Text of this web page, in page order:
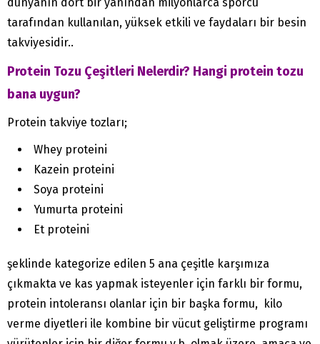
tarafından kullanılan, yüksek etkili ve faydaları bir besin
takviyesidir..
Protein Tozu Çeşitleri Nelerdir? Hangi protein tozu
bana uygun?
Protein takviye tozları;
Whey proteini
Kazein proteini
Soya proteini
Yumurta proteini
Et proteini
şeklinde kategorize edilen 5 ana çeşitle karşımıza
çıkmakta ve kas yapmak isteyenler için farklı bir formu,
protein intoleransı olanlar için bir başka formu, kilo
verme diyetleri ile kombine bir vücut geliştirme programı